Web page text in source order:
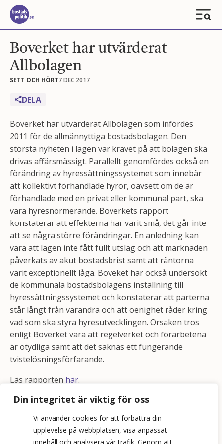
Din integritet är viktig för oss
Vi använder cookies för att förbättra din
upplevelse på webbplatsen, visa anpassat
innehåll och analysera vår trafik. Genom att
Boverket har utvärderat
Allbolagen
SETT OCH HÖRT7 DEC 2017
DELA
Boverket har utvärderat Allbolagen som infördes
2011 för de allmännyttiga bostadsbolagen. Den
största nyheten i lagen var kravet på att bolagen ska
drivas affärsmässigt. Parallellt genomfördes också en
förändring av hyressättningssystemet som innebär
att kollektivt förhandlade hyror, oavsett om de är
förhandlade med en privat eller kommunal part, ska
vara hyresnormerande. Boverkets rapport
konstaterar att effekterna har varit små, det går inte
att se några större förändringar. En anledning kan
vara att lagen inte fått fullt utslag och att marknaden
påverkats av akut bostadsbrist samt att räntorna
varit exceptionellt låga. Boveket har också undersökt
de kommunala bostadsbolagens inställning till
hyressättningssystemet och konstaterar att parterna
står långt från varandra och att oenighet råder kring
vad som ska styra hyresutvecklingen. Orsaken tros
enligt Boverket vara att regelverket och förarbetena
är otydliga samt att det saknas ett fungerande
tvistelösningsförfarande.
Läs rapporten här.